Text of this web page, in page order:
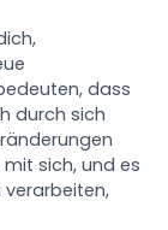
dass
durch sich
sich, und es
verarbeiten,